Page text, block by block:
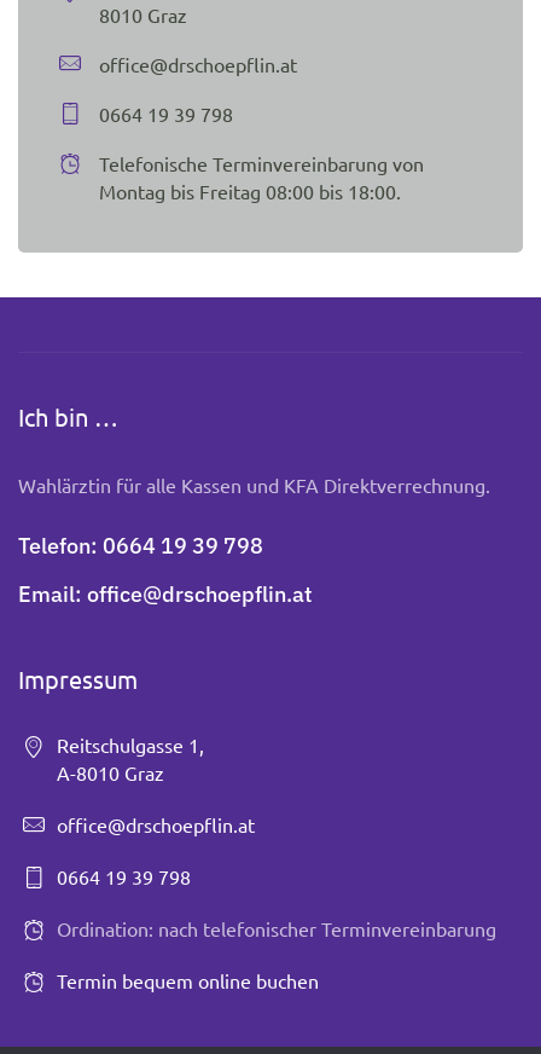
8010 Graz
office@drschoepflin.at
0664 19 39 798
Telefonische Terminvereinbarung von
Montag bis Freitag 08:00 bis 18:00.
Ich bin …
Wahlärztin für alle Kassen und KFA Direktverrechnung.
Telefon: 0664 19 39 798
Email: office@drschoepflin.at
Impressum
Reitschulgasse 1,
A-8010 Graz
office@drschoepflin.at
0664 19 39 798
Ordination: nach telefonischer Terminvereinbarung
Termin bequem online buchen